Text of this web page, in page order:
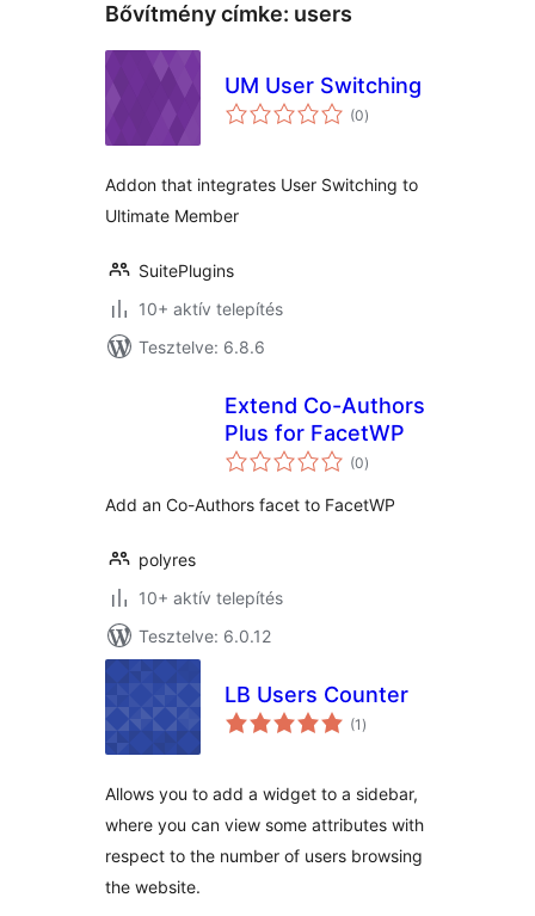
Bővítmény címke: users
UM User Switching
(0értékelés
összesen
)
Addon that integrates User Switching to
Ultimate Member
SuitePlugins
10+ aktív telepítés
Tesztelve: 6.8.6
Extend Co-Authors
Plus for FacetWP
(0értékelés
összesen
)
Add an Co-Authors facet to FacetWP
polyres
10+ aktív telepítés
Tesztelve: 6.0.12
LB Users Counter
(1 értékelés
összesen
)
Allows you to add a widget to a sidebar,
where you can view some attributes with
respect to the number of users browsing
the website.